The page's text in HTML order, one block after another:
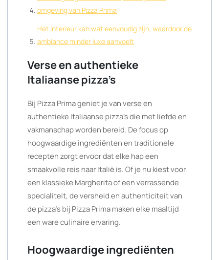
omgeving van Pizza Prima
Het interieur kan wat eenvoudig zijn, waardoor de
ambiance minder luxe aanvoelt
Verse en authentieke
Italiaanse pizza’s
Bij Pizza Prima geniet je van verse en
authentieke Italiaanse pizza’s die met liefde en
vakmanschap worden bereid. De focus op
hoogwaardige ingrediënten en traditionele
recepten zorgt ervoor dat elke hap een
smaakvolle reis naar Italië is. Of je nu kiest voor
een klassieke Margherita of een verrassende
specialiteit, de versheid en authenticiteit van
de pizza’s bij Pizza Prima maken elke maaltijd
een ware culinaire ervaring.
Hoogwaardige ingrediënten